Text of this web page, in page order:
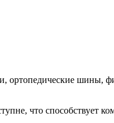
ортопедические шины,
что способствует